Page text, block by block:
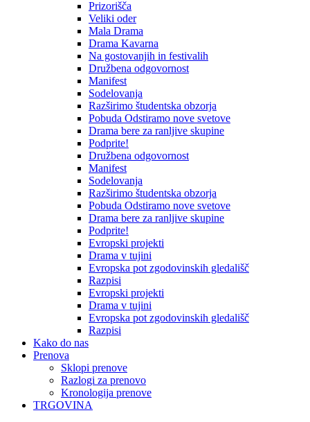
Prizorišča
Veliki oder
Mala Drama
Drama Kavarna
Na gostovanjih in festivalih
Družbena odgovornost
Manifest
Sodelovanja
Razširimo študentska obzorja
Pobuda Odstiramo nove svetove
Drama bere za ranljive skupine
Podprite!
Družbena odgovornost
Manifest
Sodelovanja
Razširimo študentska obzorja
Pobuda Odstiramo nove svetove
Drama bere za ranljive skupine
Podprite!
Evropski projekti
Drama v tujini
Evropska pot zgodovinskih gledališč
Razpisi
Evropski projekti
Drama v tujini
Evropska pot zgodovinskih gledališč
Razpisi
Kako do nas
Prenova
Sklopi prenove
Razlogi za prenovo
Kronologija prenove
TRGOVINA